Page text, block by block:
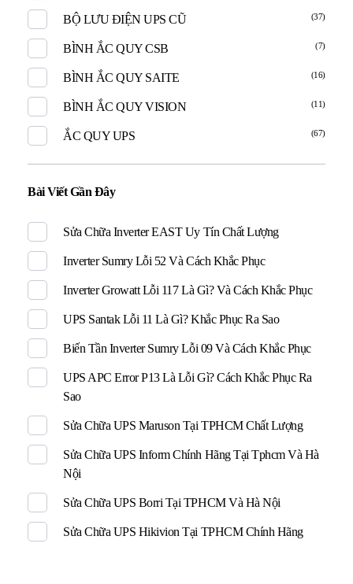
BỘ LƯU ĐIỆN UPS CŨ (37)
BÌNH ẮC QUY CSB (7)
BÌNH ẮC QUY SAITE (16)
BÌNH ẮC QUY VISION (11)
ẮC QUY UPS (67)
Bài Viết Gần Đây
Sửa Chữa Inverter EAST Uy Tín Chất Lượng
Inverter Sumry Lỗi 52 Và Cách Khắc Phục
Inverter Growatt Lỗi 117 Là Gì? Và Cách Khắc Phục
UPS Santak Lỗi 11 Là Gì? Khắc Phục Ra Sao
Biến Tần Inverter Sumry Lỗi 09 Và Cách Khắc Phục
UPS APC Error P13 Là Lỗi Gì? Cách Khắc Phục Ra
Sao
Sửa Chữa UPS Maruson Tại TPHCM Chất Lượng
Sửa Chữa UPS Inform Chính Hãng Tại Tphcm Và Hà
Nội
Sửa Chữa UPS Borri Tại TPHCM Và Hà Nội
Sửa Chữa UPS Hikivion Tại TPHCM Chính Hãng